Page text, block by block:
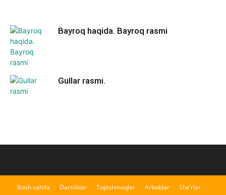
Bayroq haqida. Bayroq rasmi
Gullar rasmi.
Bosh sahifa Darsliklar Topishmoqlar Arboblar
She’rlar